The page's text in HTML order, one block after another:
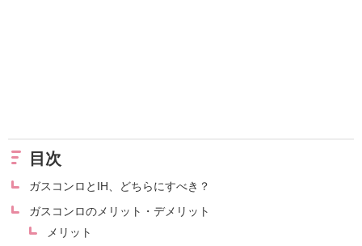
目次
ガスコンロとIH、どちらにすべき？
ガスコンロのメリット・デメリット
メリット